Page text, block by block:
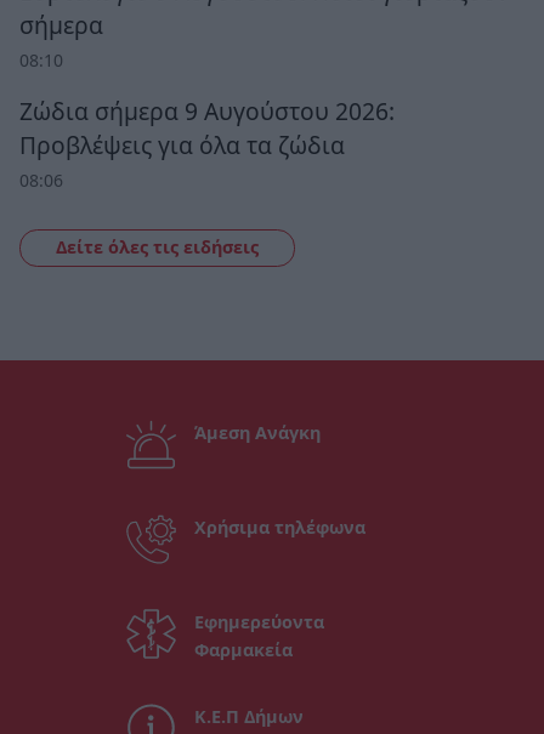
σήμερα
08:10
Ζώδια σήμερα 9 Αυγούστου 2026:
Προβλέψεις για όλα τα ζώδια
08:06
Δείτε όλες τις ειδήσεις
Άμεση Ανάγκη
Χρήσιμα τηλέφωνα
Εφημερεύοντα
Φαρμακεία
Κ.Ε.Π Δήμων